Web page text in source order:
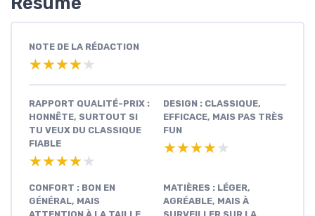
NOTE DE LA RÉDACTION
★★★★★
★★★★★
RAPPORT QUALITÉ-PRIX :
HONNÊTE, SURTOUT SI
TU VEUX DU CLASSIQUE
FIABLE
★★★★★
★★★★★
DESIGN : CLASSIQUE,
EFFICACE, MAIS PAS TRÈS
FUN
★★★★★
★★★★★
CONFORT : BON EN
GÉNÉRAL, MAIS
MATIÈRES : LÉGER,
AGRÉABLE, MAIS À